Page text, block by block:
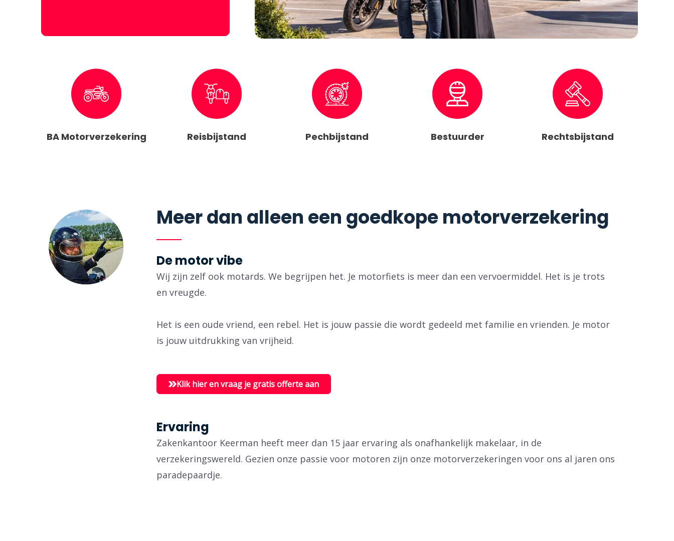
BA Motorverzekering Reisbijstand Pechbijstand Bestuurder Rechtsbijstand
Meer dan alleen een goedkope motorverzekering ​
De motor vibe
Wij zijn zelf ook motards. We begrijpen het. Je motorfiets is meer dan een vervoermiddel. Het is je trots
en vreugde.
Het is een oude vriend, een rebel. Het is jouw passie die wordt gedeeld met familie en vrienden. Je motor
is jouw uitdrukking van vrijheid.
Klik hier en vraag je gratis offerte aan
Ervaring
Zakenkantoor Keerman heeft meer dan 15 jaar ervaring als onafhankelijk makelaar, in de
verzekeringswereld. Gezien onze passie voor motoren zijn onze motorverzekeringen voor ons al jaren ons
paradepaardje.